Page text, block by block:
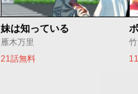
妹は知っている
雁木万里
21話無料